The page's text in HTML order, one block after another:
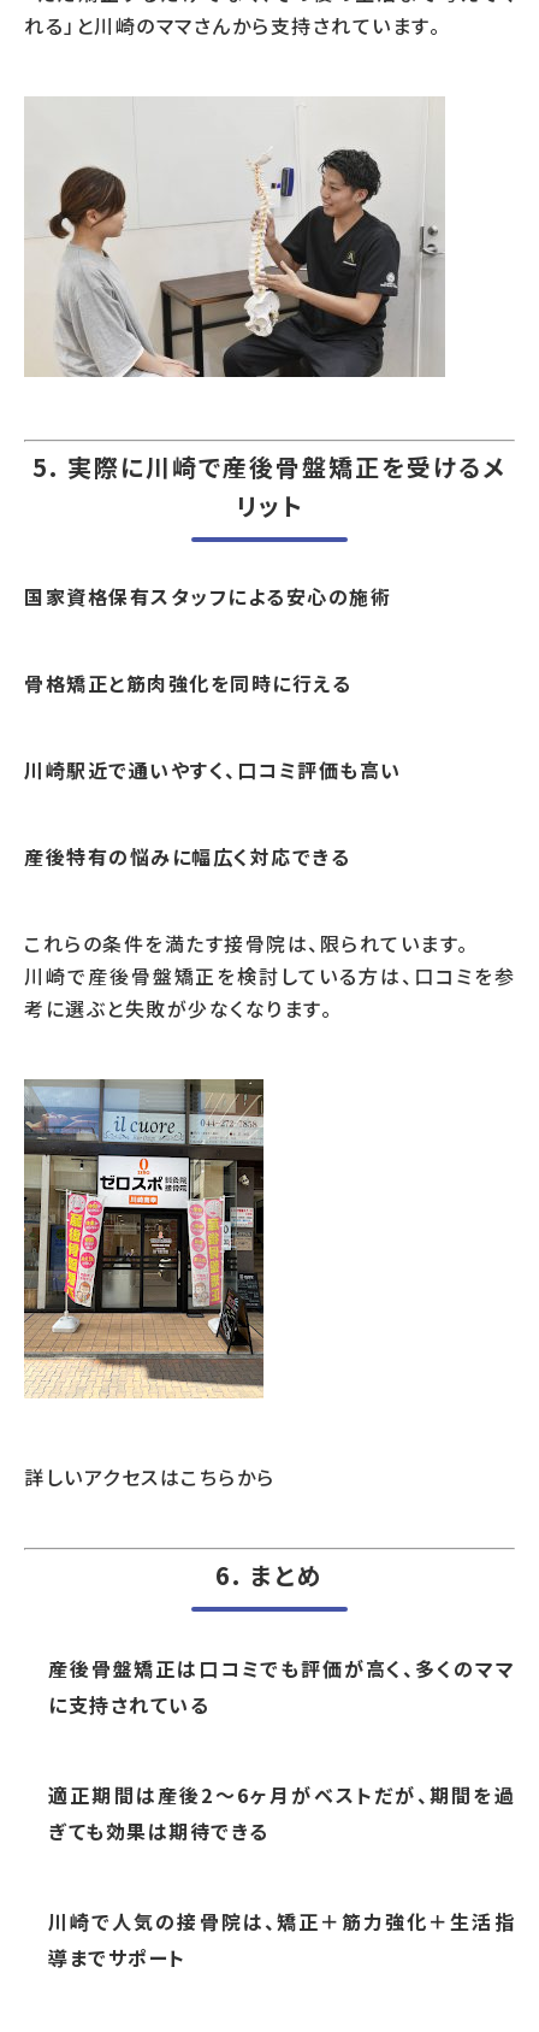
れる」と川崎のママさんから支持されています。
5. 実際に川崎で産後骨盤矯正を受けるメ
リット
国家資格保有スタッフによる安心の施術
骨格矯正と筋肉強化を同時に行える
川崎駅近で通いやすく、口コミ評価も高い
産後特有の悩みに幅広く対応できる
これらの条件を満たす接骨院は、限られています。
川崎で産後骨盤矯正を検討している方は、口コミを参
考に選ぶと失敗が少なくなります。
詳しいアクセスはこちらから
6. まとめ
産後骨盤矯正は口コミでも評価が高く、多くのママ
に支持されている
適正期間は産後2〜6ヶ月がベストだが、期間を過
ぎても効果は期待できる
川崎で人気の接骨院は、矯正＋筋力強化＋生活指
導までサポート